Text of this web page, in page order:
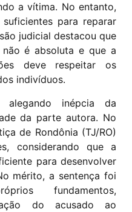
a vítima. No entanto,
para reparar
judicial destacou que
é absoluta e que a
deve respeitar os
indivíduos.
alegando inépcia da
da parte autora. No
de Rondônia (TJ/RO)
considerando que a
para desenvolver
mérito, a sentença foi
fundamentos,
do acusado ao